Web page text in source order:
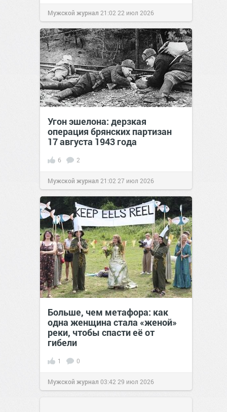
Мужской журнал 21:02 22 июл 2026
Угон эшелона: дерзкая
операция брянских партизан
17 августа 1943 года
6 2
Мужской журнал 21:02 27 июл 2026
Больше, чем метафора: как
одна женщина стала «женой»
реки, чтобы спасти её от
гибели
1 0
Мужской журнал 03:42 29 июл 2026